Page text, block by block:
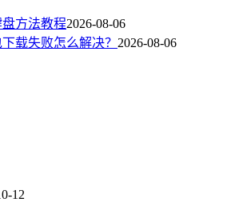
方法教程2026-08-06
载失败怎么解决？ 2026-08-06
12